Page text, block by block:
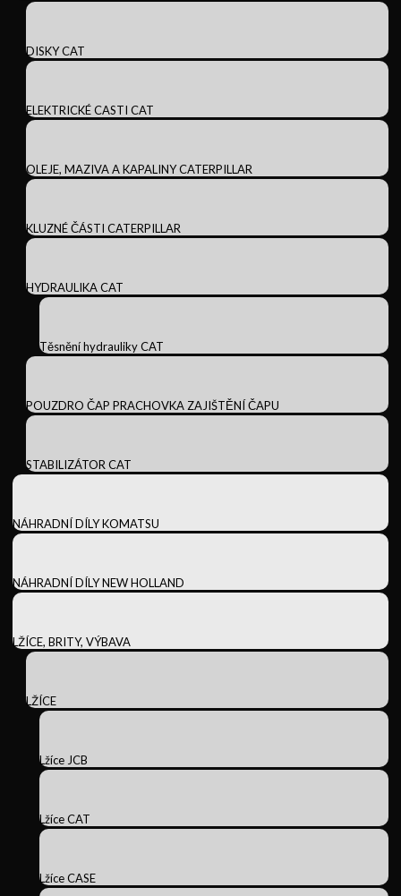
DISKY CAT
ELEKTRICKÉ CASTI CAT
OLEJE, MAZIVA A KAPALINY CATERPILLAR
KLUZNÉ ČÁSTI CATERPILLAR
HYDRAULIKA CAT
Těsnění hydrauliky CAT
POUZDRO ČAP PRACHOVKA ZAJIŠTĚNÍ ČAPU
STABILIZÁTOR CAT
NÁHRADNÍ DÍLY KOMATSU
NÁHRADNÍ DÍLY NEW HOLLAND
LŽÍCE, BRITY, VÝBAVA
LŽÍCE
Lžíce JCB
Lžíce CAT
Lžíce CASE